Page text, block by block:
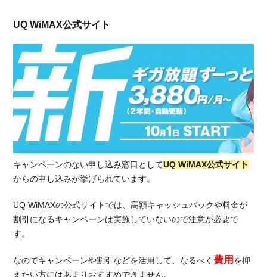
UQ WiMAX公式サイト
キャンペーンのない申し込み窓口としてUQ WiMAX公式サイト
からの申し込みが挙げられています。
UQ WiMAXの公式サイトでは、高額キャッシュバックや料金が
割引になるキャンペーンは実施していないので注意が必要で
す。
なのでキャンペーンや割引などを活用して、なるべく費用 を抑
えたい方にはあまりおすすめできません。